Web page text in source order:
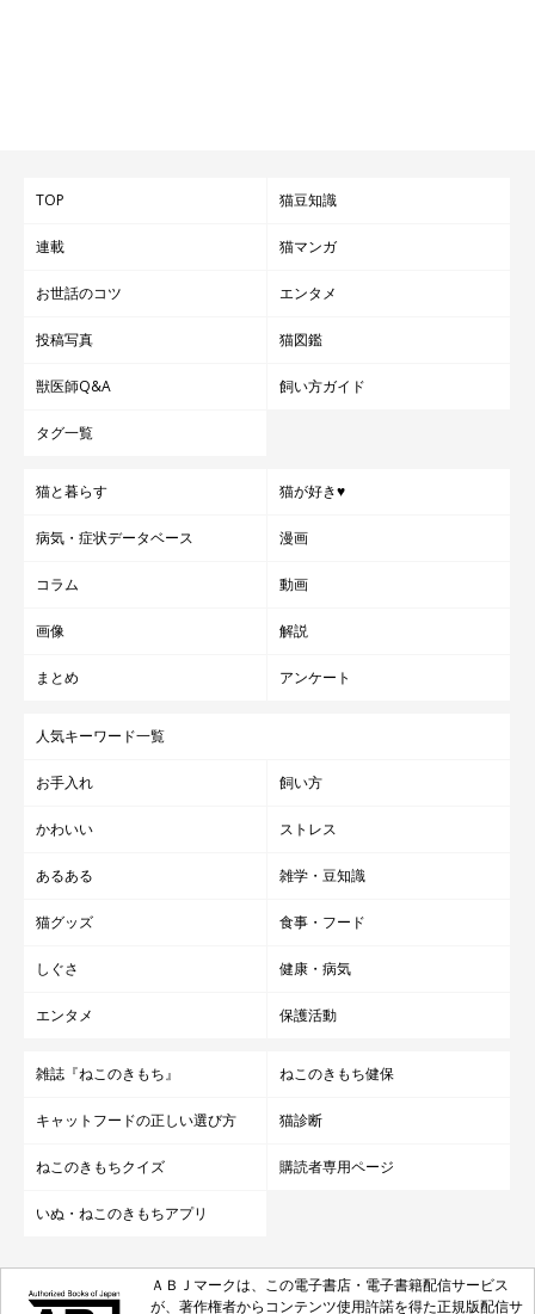
TOP 猫豆知識
連載 猫マンガ
お世話のコツ エンタメ
投稿写真 猫図鑑
獣医師Q&A 飼い方ガイド
タグ一覧
猫と暮らす 猫が好き♥
病気・症状データベース 漫画
コラム 動画
画像 解説
まとめ アンケート
人気キーワード一覧
お手入れ 飼い方
かわいい ストレス
あるある 雑学・豆知識
猫グッズ 食事・フード
しぐさ 健康・病気
エンタメ 保護活動
雑誌『ねこのきもち』 ねこのきもち健保
キャットフードの正しい選び方 猫診断
ねこのきもちクイズ 購読者専用ページ
いぬ・ねこのきもちアプリ
ＡＢＪマークは、この電子書店・電子書籍配信サービス
が、著作権者からコンテンツ使用許諾を得た正規版配信サ